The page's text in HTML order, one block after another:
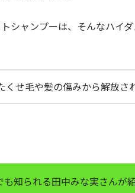
シャンプーは、そんなハイ
くせ毛や髪の傷みから解放さ
も知られる田中みな実さんが